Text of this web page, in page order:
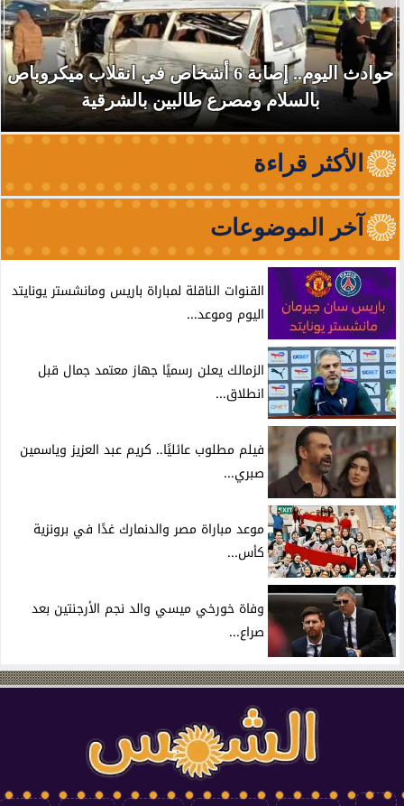
6 أشخاص في انقلاب ميكروباص
بالشرقية
استهداف سفينة تابعة
مضيق هرمز
الأكثر قراءة
آخر الموضوعات
القنوات الناقلة لمباراة باريس ومانشستر يونايتد
اليوم وموعد...
الزمالك يعلن رسميًا جهاز معتمد جمال قبل
انطلاق...
فيلم مطلوب عائليًا.. كريم عبد العزيز وياسمين
صبري...
موعد مباراة مصر والدنمارك غدًا في برونزية
كأس...
وفاة خورخي ميسي والد نجم الأرجنتين بعد
صراع...